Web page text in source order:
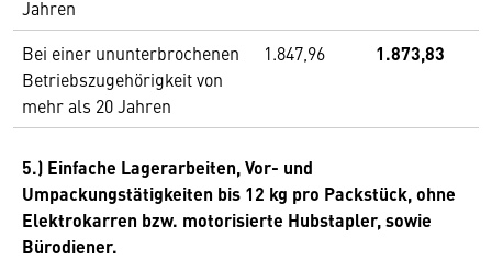
Jahren
Bei einer ununterbrochenen
Betriebszugehörigkeit von
mehr als 20 Jahren
1.847,96 1.873,83
5.) Einfache Lagerarbeiten, Vor- und
Umpackungstätigkeiten bis 12 kg pro Packstück, ohne
Elektrokarren bzw. motorisierte Hubstapler, sowie
Bürodiener.